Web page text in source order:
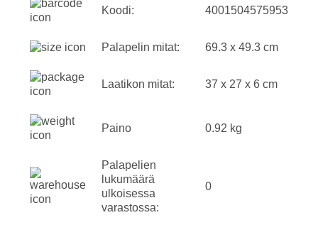
Koodi: 4001504575953
Palapelin mitat: 69.3 x 49.3 cm
Laatikon mitat: 37 x 27 x 6 cm
Paino 0.92 kg
Palapelien
lukumäärä
ulkoisessa
varastossa:
0